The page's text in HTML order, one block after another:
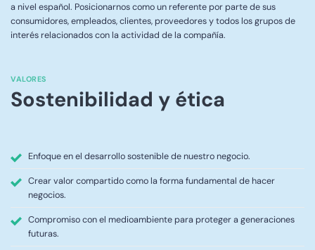
a nivel español. Posicionarnos como un referente por parte de sus
consumidores, empleados, clientes, proveedores y todos los grupos de
interés relacionados con la actividad de la compañía.
VALORES
Sostenibilidad y ética
Enfoque en el desarrollo sostenible de nuestro negocio.
Crear valor compartido como la forma fundamental de hacer
negocios.
Compromiso con el medioambiente para proteger a generaciones
futuras.